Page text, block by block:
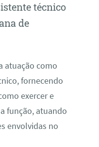
técnico
de
atuação como
fornecendo
exercer e
função, atuando
envolvidas no